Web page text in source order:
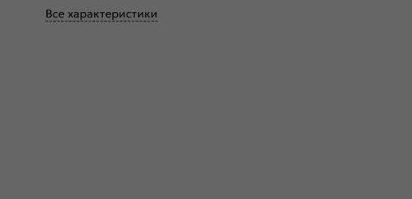
Все характеристики